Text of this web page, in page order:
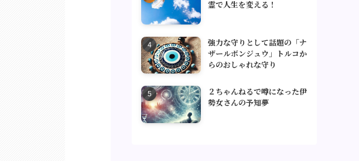
霊で人生を変える！
強力な守りとして話題の「ナ
ザールボンジュウ」トルコか
らのおしゃれな守り
２ちゃんねるで噂になった伊
勢女さんの予知夢